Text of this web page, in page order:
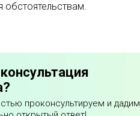
проконсультируем и дадим